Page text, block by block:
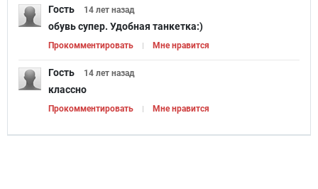
Гость 14 лет назад
обувь супер. Удобная танкетка:)
Прокомментировать Мне нравится
Гость 14 лет назад
классно
Прокомментировать Мне нравится